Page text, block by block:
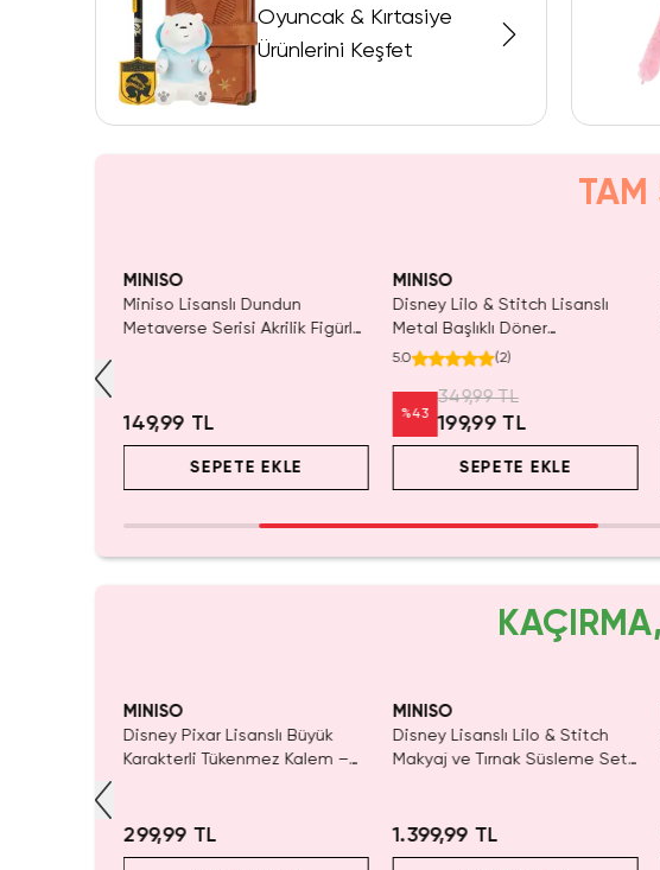
Oyuncak & Kırtasiye
Ürünlerini Keşfet
TAM
MINISO
Miniso Lisanslı Dundun
Metaverse Serisi Akrilik Figürlü
149,99 TL
SEPETE EKLE
MINISO
Disney Lilo & Stitch Lisanslı
Metal Başlıklı Döner
Mekanizmalı Tükenmez Kalem
5.0 (2)
%43
349,99 TL
199,99 TL
SEPETE EKLE
MINISO
Disney Pixar Lisanslı Büyük
Karakterli Tükenmez Kalem –
299,99 TL
MINISO
Disney Lisanslı Lilo & Stitch
Makyaj ve Tırnak Süsleme Seti
1.399,99 TL